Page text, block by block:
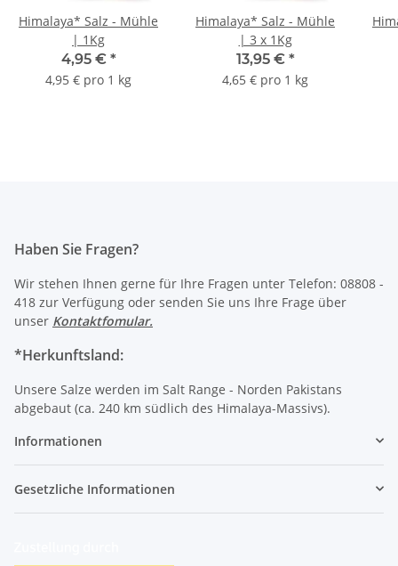
Himalaya* Salz - Mühle
| 1Kg
4,95 € *
4,95 € pro 1 kg
Himalaya* Salz - Mühle
| 3 x 1Kg
13,95 € *
4,65 € pro 1 kg
Haben Sie Fragen?
Wir stehen Ihnen gerne für Ihre Fragen unter Telefon: 08808 -
418 zur Verfügung oder senden Sie uns Ihre Frage über
unser Kontaktfomular.
*Herkunftsland:
Unsere Salze werden im Salt Range - Norden Pakistans
abgebaut (ca. 240 km südlich des Himalaya-Massivs).
Informationen
Gesetzliche Informationen